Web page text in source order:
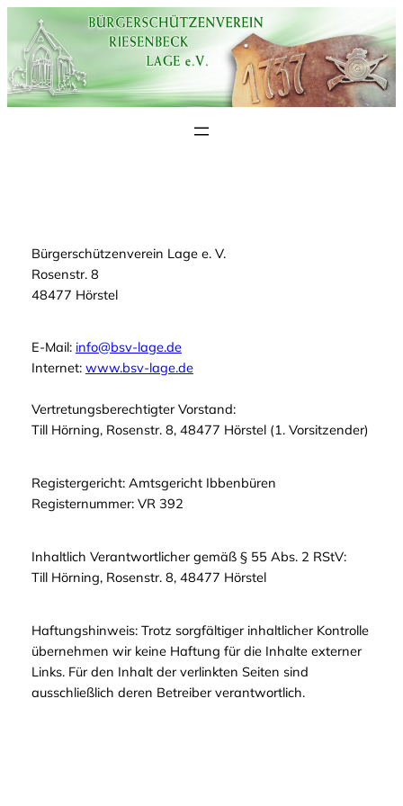
Inhalt
springen
Bürgerschützenverein Lage e. V.
Rosenstr. 8
48477 Hörstel
E-Mail: info@bsv-lage.de
Internet: www.bsv-lage.de
Vertretungsberechtigter Vorstand:
Till Hörning, Rosenstr. 8, 48477 Hörstel (1. Vorsitzender)
Registergericht: Amtsgericht Ibbenbüren
Registernummer: VR 392
Inhaltlich Verantwortlicher gemäß § 55 Abs. 2 RStV:
Till Hörning, Rosenstr. 8, 48477 Hörstel
Haftungshinweis: Trotz sorgfältiger inhaltlicher Kontrolle
übernehmen wir keine Haftung für die Inhalte externer
Links. Für den Inhalt der verlinkten Seiten sind
ausschließlich deren Betreiber verantwortlich.